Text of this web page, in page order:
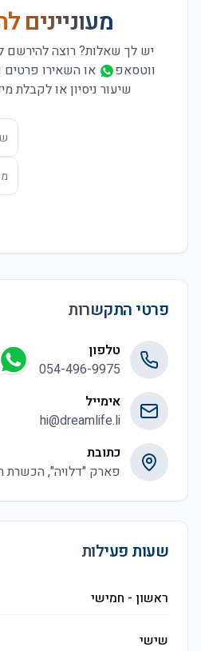
מעוניינים
יש לך שאלות? רוצה להירשם
ווטסאפ
או השאירו פרטים
שיעור ניסיון או לקבלת
פרטי התקשרות
טלפון
054-496-9975
אימייל
hi@dreamlife.li
כתובת
פארק "דלויה", הכשרת הישוב 3,
שעות פעילות
ראשון - חמישי
שישי